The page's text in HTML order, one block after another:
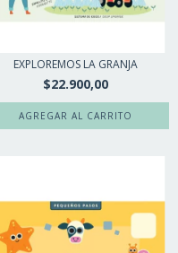
EXPLOREMOS LA GRANJA
$22.900,00